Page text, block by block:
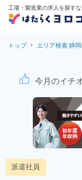
工場・製造業の求人を探すな
トップ エリア検索 静
エアコ
今月のイチ
派遣社員